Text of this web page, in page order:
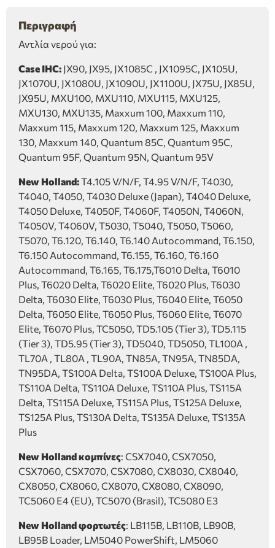
Περιγραφή
Αντλία νερού για:
Case IHC: JX90, JX95, JX1085C , JX1095C, JX105U,
JX1070U, JX1080U, JX1090U, JX1100U, JX75U, JX85U,
JX95U, MXU100, MXU110, MXU115, MXU125,
MXU130, MXU135, Maxxum 100, Maxxum 110,
Maxxum 115, Maxxum 120, Maxxum 125, Maxxum
130, Maxxum 140, Quantum 85C, Quantum 95C,
Quantum 95F, Quantum 95N, Quantum 95V
New Holland:T4.105 V/N/F, T4.95 V/N/F, T4030,
T4040, T4050, T4030 Deluxe (Japan), T4040 Deluxe,
T4050 Deluxe, T4050F, T4060F, T4050N, T4060N,
T4050V, T4060V, T5030, T5040, T5050, T5060,
T5070, T6.120, T6.140, T6.140 Autocommand, T6.150,
T6.150 Autocommand, T6.155, T6.160, T6.160
Autocommand, T6.165, T6.175,T6010 Delta, T6010
Plus, T6020 Delta, T6020 Elite, T6020 Plus, T6030
Delta, T6030 Elite, T6030 Plus, T6040 Elite, T6050
Delta, T6050 Elite, T6050 Plus, T6060 Elite, T6070
Elite, T6070 Plus, TC5050, TD5.105 (Tier 3), TD5.115
(Tier 3), TD5.95 (Tier 3), TD5040, TD5050, TL100A ,
TL70A , TL80A , TL90A, TN85A, TN95A, TN85DA,
TN95DA, TS100A Delta, TS100A Deluxe, TS100A Plus,
TS110A Delta, TS110A Deluxe, TS110A Plus, TS115A
Delta, TS115A Deluxe, TS115A Plus, TS125A Deluxe,
TS125A Plus, TS130A Delta, TS135A Deluxe, TS135A
Plus
New Holland κομπίνες: CSX7040, CSX7050,
CSX7060, CSX7070, CSX7080, CX8030, CX8040,
CX8050, CX8060, CX8070, CX8080, CX8090,
TC5060 E4 (EU), TC5070 (Brasil), TC5080 E3
New Holland φορτωτές: LB115B, LB110B, LB90B,
LB95B Loader, LM5040 PowerShift, LM5060